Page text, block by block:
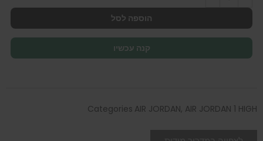
הוספה לסל
קנה עכשיו
Categories AIR JORDAN, AIR JORDAN 1 HIGH